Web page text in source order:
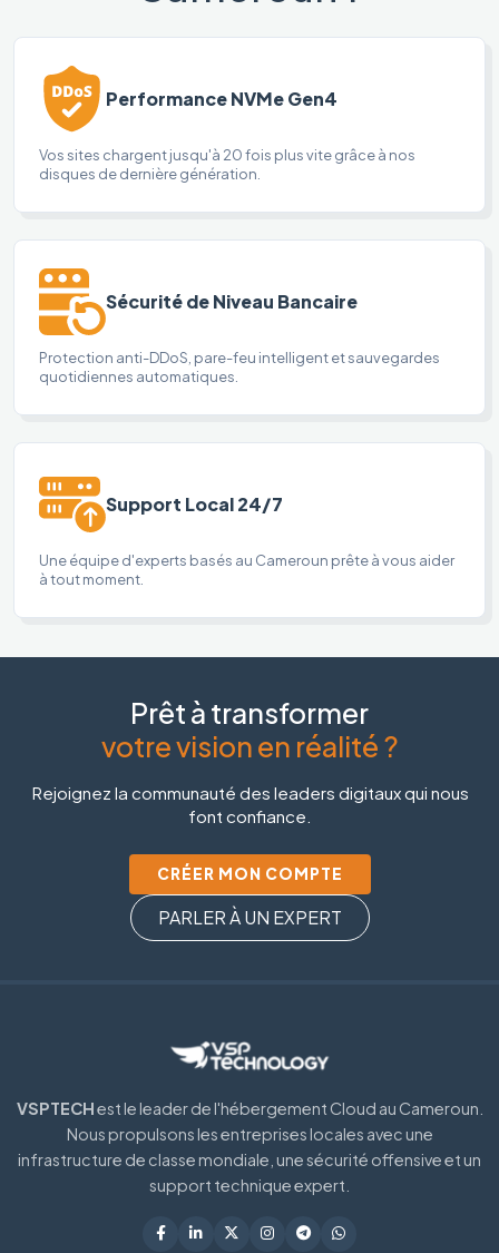
Performance NVMe Gen4
Vos sites chargent jusqu'à 20 fois plus vite grâce à nos
disques de dernière génération.
Sécurité de Niveau Bancaire
Protection anti-DDoS, pare-feu intelligent et sauvegardes
quotidiennes automatiques.
Support Local 24/7
Une équipe d'experts basés au Cameroun prête à vous aider
à tout moment.
Prêt à transformer
votre vision en réalité ?
Rejoignez la communauté des leaders digitaux qui nous
font confiance.
CRÉER MON COMPTE
PARLER À UN EXPERT
VSPTECHest le leader de l'hébergement Cloud au Cameroun.
Nous propulsons les entreprises locales avec une
infrastructure de classe mondiale, une sécurité offensive et un
support technique expert.